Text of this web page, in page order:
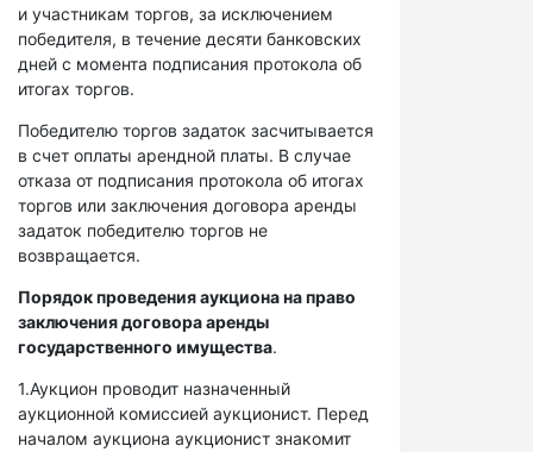
и участникам торгов, за исключением
победителя, в течение десяти банковских
дней с момента подписания протокола об
итогах торгов.
Победителю торгов задаток засчитывается
в счет оплаты арендной платы. В случае
отказа от подписания протокола об итогах
торгов или заключения договора аренды
задаток победителю торгов не
возвращается.
Порядок проведения аукциона на право
заключения договора аренды
государственного имущества.
1.Аукцион проводит назначенный
аукционной комиссией аукционист. Перед
началом аукциона аукционист знакомит